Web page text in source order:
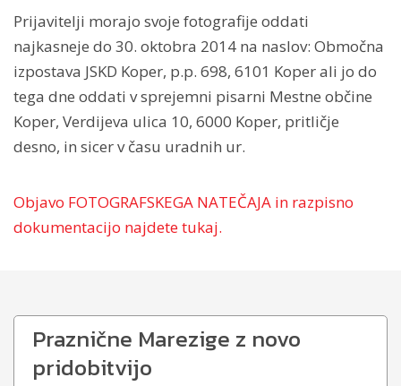
Prijavitelji morajo svoje fotografije oddati
najkasneje do 30. oktobra 2014 na naslov: Območna
izpostava JSKD Koper, p.p. 698, 6101 Koper ali jo do
tega dne oddati v sprejemni pisarni Mestne občine
Koper, Verdijeva ulica 10, 6000 Koper, pritličje
desno, in sicer v času uradnih ur.
Objavo FOTOGRAFSKEGA NATEČAJA in razpisno
dokumentacijo najdete tukaj.
Praznične Marezige z novo
pridobitvijo